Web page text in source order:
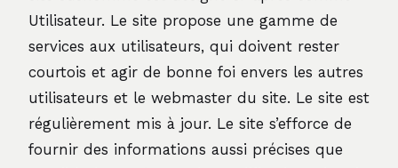
Utilisateur. Le site propose une gamme de
services aux utilisateurs, qui doivent rester
courtois et agir de bonne foi envers les autres
utilisateurs et le webmaster du site. Le site est
régulièrement mis à jour. Le site s’efforce de
fournir des informations aussi précises que